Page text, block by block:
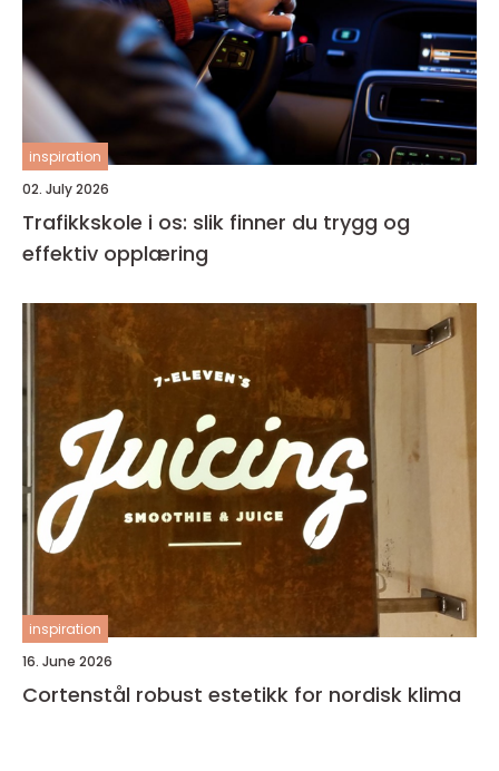
inspiration
02. July 2026
Trafikkskole i os: slik finner du trygg og
effektiv opplæring
inspiration
16. June 2026
Cortenstål robust estetikk for nordisk klima